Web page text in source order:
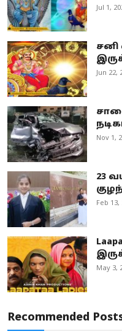
Jul 1,
சனி
Jun 22,
Nov 1,
23
Feb 13,
May 3,
Recommended